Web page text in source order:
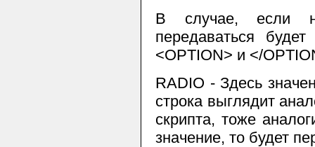
В случае, если
передаваться
<OPTION> и </
RADIO - Здесь
строка выглядит
скрипта, тоже
значение, то будет